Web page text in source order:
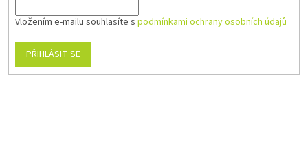
Vložením e-mailu souhlasíte s podmínkami ochrany osobních údajů
PŘIHLÁSIT SE